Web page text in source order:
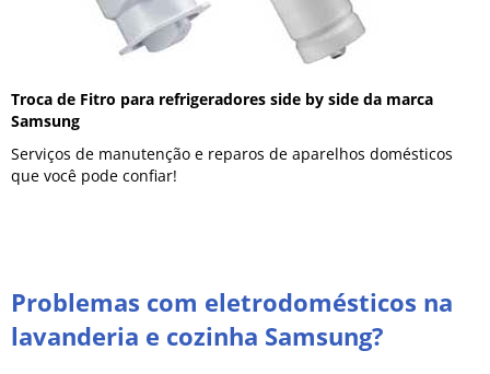
Troca de Fitro para refrigeradores side by side da marca
Samsung
Serviços de manutenção e reparos de aparelhos domésticos
que você pode confiar!
Problemas com eletrodomésticos na
lavanderia e cozinha Samsung?